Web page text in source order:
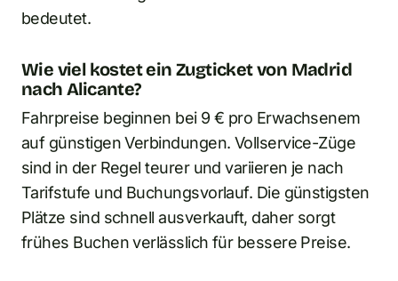
bedeutet.
Wie viel kostet ein Zugticket von Madrid
nach Alicante?
Fahrpreise beginnen bei 9 € pro Erwachsenem
auf günstigen Verbindungen. Vollservice-Züge
sind in der Regel teurer und variieren je nach
Tarifstufe und Buchungsvorlauf. Die günstigsten
Plätze sind schnell ausverkauft, daher sorgt
frühes Buchen verlässlich für bessere Preise.